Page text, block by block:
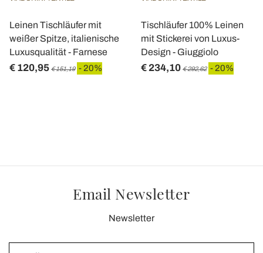
Leinen Tischläufer mit
weißer Spitze, italienische
Luxusqualität - Farnese
€ 120,95 € 151,19 - 20%
Tischläufer 100% Leinen
mit Stickerei von Luxus-
Design - Giuggiolo
€ 234,10 € 292,62 - 20%
Email Newsletter
Newsletter